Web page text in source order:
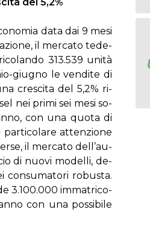
da­ta dai 9 me­si
il mer­ca­to te­de­
313.539 uni­tà
giu­gno le ven­di­te di
cre­sci­ta del 5,2% ri­
nei pri­mi sei me­si so­
con una quo­ta di
par­ti­co­la­re at­ten­zio­ne
il mer­ca­to del­l’au­
di nuo­vi mo­del­li, de­
con­su­ma­to­ri ro­bu­sta.
3.100.000 im­ma­tri­co­
con una pos­si­bi­le